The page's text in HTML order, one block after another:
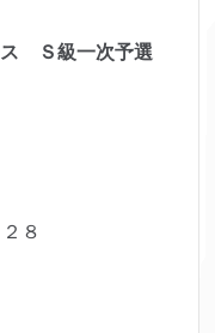
ス Ｓ級一次予選
８